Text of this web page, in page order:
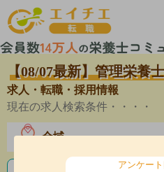
【08/07最新】管理栄養
求人・転職・採用情報
現在の求人検索条件・・・・
全域
アンケー